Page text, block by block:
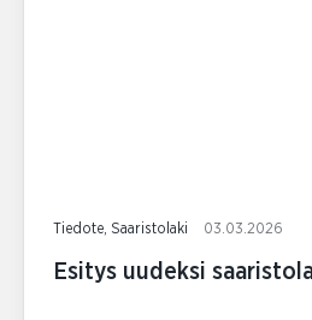
Tiedote, Saaristolaki 03.03.2026
Esitys uudeksi